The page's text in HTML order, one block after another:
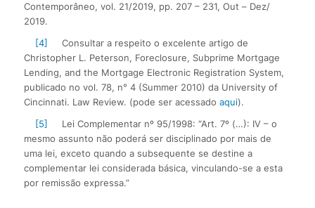
Contemporâneo, vol. 21/2019, pp. 207 – 231, Out – Dez/
2019.
[4]
Consultar a respeito o excelente artigo de
Christopher L. Peterson, Foreclosure, Subprime Mortgage
Lending, and the Mortgage Electronic Registration System,
publicado no vol. 78, n° 4 (Summer 2010) da University of
Cincinnati. Law Review. (pode ser acessado aqui).
[5]
Lei Complementar nº 95/1998: “Art. 7º (…): IV – o
mesmo assunto não poderá ser disciplinado por mais de
uma lei, exceto quando a subsequente se destine a
complementar lei considerada básica, vinculando-se a esta
por remissão expressa.”